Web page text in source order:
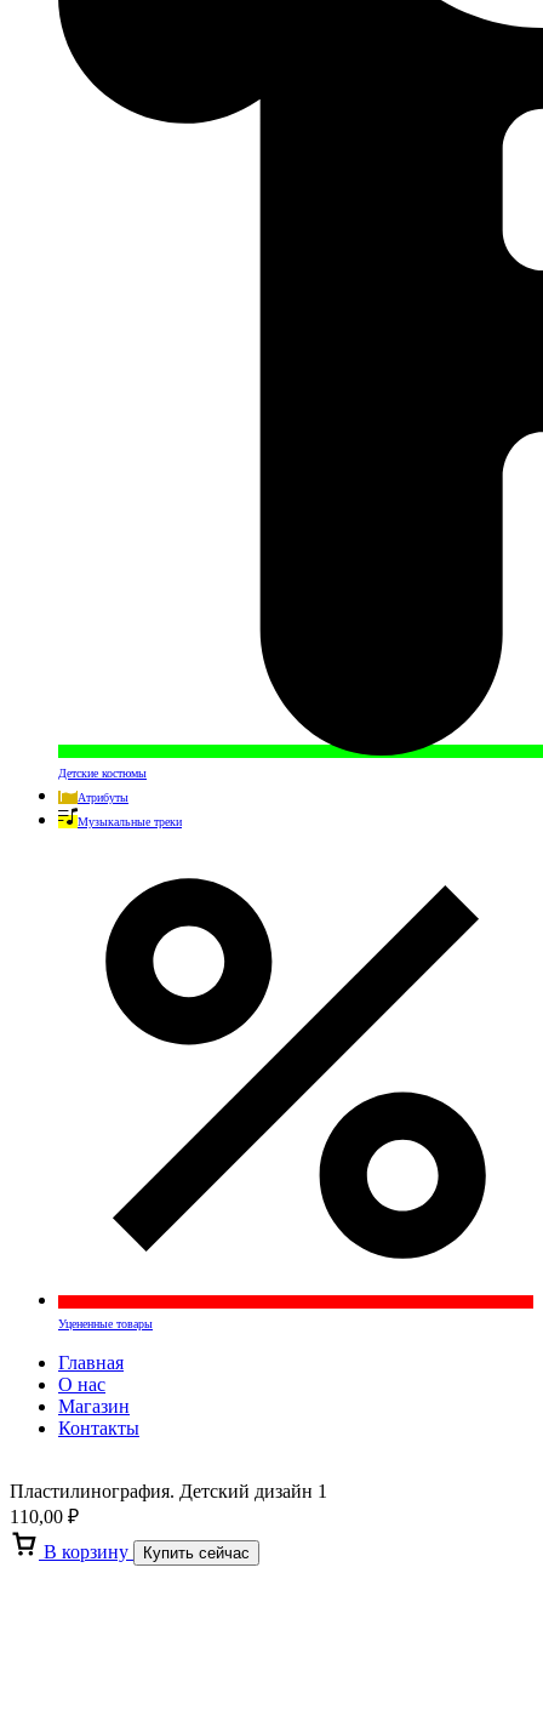
Детские костюмы
Атрибуты
Музыкальные треки
Уцененные товары
Главная
О нас
Магазин
Контакты
Пластилинография. Детский дизайн 1
110,00 ₽
В корзину
Купить сейчас